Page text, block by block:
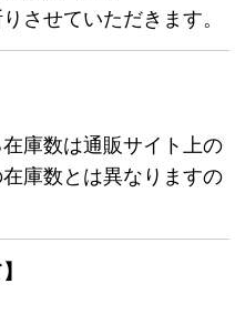
させていただきます。
庫数は通販サイト上の
庫数とは異なりますの